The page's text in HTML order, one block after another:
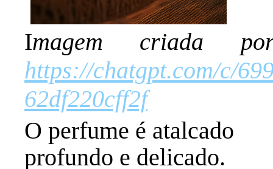
Imagem criada
https://chatgpt.com/c/
62df220cff2f
O perfume é atalcado
profundo e delicado.